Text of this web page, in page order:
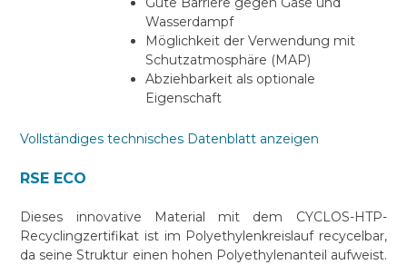
Wasserdampf
Möglichkeit der Verwendung mit
Schutzatmosphäre (MAP)
Abziehbarkeit als optionale
Eigenschaft
Vollständiges technisches Datenblatt anzeigen
RSE ECO
Dieses innovative Material mit dem CYCLOS-HTP-
Recyclingzertifikat ist im Polyethylenkreislauf recycelbar,
da seine Struktur einen hohen Polyethylenanteil aufweist.